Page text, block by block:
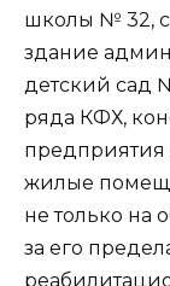
школы № 32,
здание
детский сад
ряда КФХ,
предприятия
жилые
не только на
за его